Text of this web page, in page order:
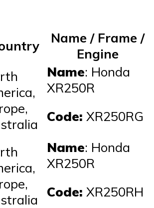
Name / Frame /
Engine
Name: Honda
XR250R
Code: XR250RG
Name: Honda
XR250R
Code: XR250RH